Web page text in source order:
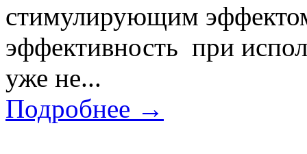
стимулирующим
эффективность при
уже не...
Подробнее →